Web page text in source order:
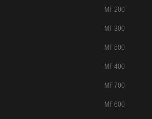
MF 200
MF 300
MF 500
MF 400
MF 700
MF 600